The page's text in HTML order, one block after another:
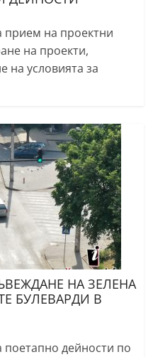
на проектни
на проекти,
на условията за
НА ЗЕЛЕНА
БУЛЕВАРДИ В
дейности по